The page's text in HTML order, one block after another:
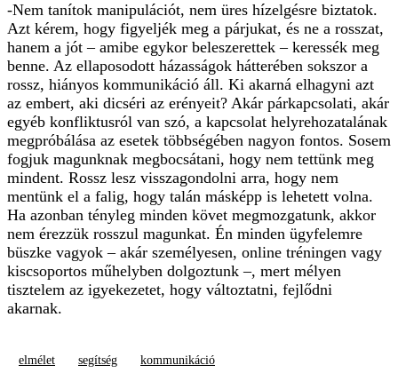
-Nem tanítok manipulációt, nem üres hízelgésre biztatok.
Azt kérem, hogy figyeljék meg a párjukat, és ne a rosszat,
hanem a jót – amibe egykor beleszerettek – keressék meg
benne. Az ellaposodott házasságok hátterében sokszor a
rossz, hiányos kommunikáció áll. Ki akarná elhagyni azt
az embert, aki dicséri az erényeit? Akár párkapcsolati, akár
egyéb konfliktusról van szó, a kapcsolat helyrehozatalának
megpróbálása az esetek többségében nagyon fontos. Sosem
fogjuk magunknak megbocsátani, hogy nem tettünk meg
mindent. Rossz lesz visszagondolni arra, hogy nem
mentünk el a falig, hogy talán másképp is lehetett volna.
Ha azonban tényleg minden követ megmozgatunk, akkor
nem érezzük rosszul magunkat. Én minden ügyfelemre
büszke vagyok – akár személyesen, online tréningen vagy
kiscsoportos műhelyben dolgoztunk –, mert mélyen
tisztelem az igyekezetet, hogy változtatni, fejlődni
akarnak.
elmélet segítség kommunikáció